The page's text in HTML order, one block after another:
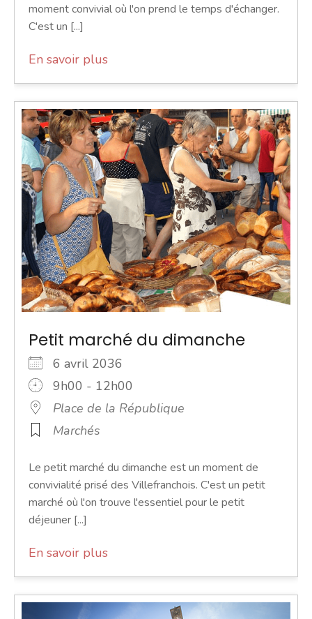
moment convivial où l'on prend le temps d'échanger.
C'est un [...]
En savoir plus
Petit marché du dimanche
6 avril 2036
9h00 - 12h00
Place de la République
Marchés
Le petit marché du dimanche est un moment de
convivialité prisé des Villefranchois. C'est un petit
marché où l'on trouve l'essentiel pour le petit
déjeuner [...]
En savoir plus